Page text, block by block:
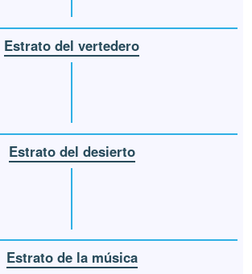
Estrato del vertedero
Estrato del desierto
Estrato de la música